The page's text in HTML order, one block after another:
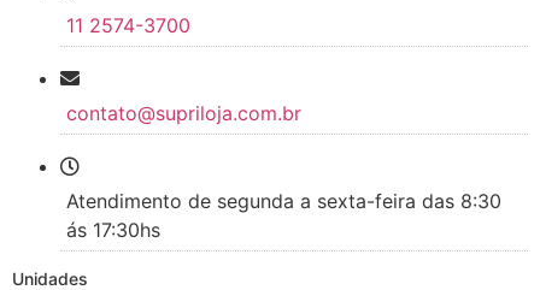
11 2574-3700
contato@supriloja.com.br
Atendimento de segunda a sexta-feira das 8:30
ás 17:30hs
Unidades